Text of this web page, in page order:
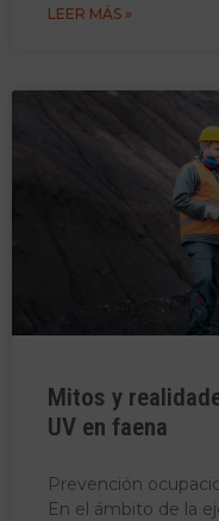
LEER MÁS »
Mitos y
UV en faena
Prevención
En el ámbito de la